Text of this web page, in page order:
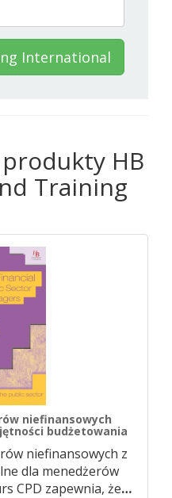
International
HB
Training
niefinansowych
budżetowania
niefinansowych z
dla menedżerów
CPD zapewnia, że…